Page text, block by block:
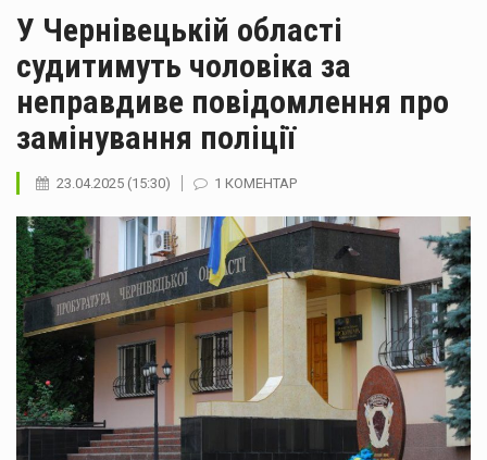
У Чернівецькій області
судитимуть чоловіка за
неправдиве повідомлення про
замінування поліції
23.04.2025 (15:30) 1 КОМЕНТАР